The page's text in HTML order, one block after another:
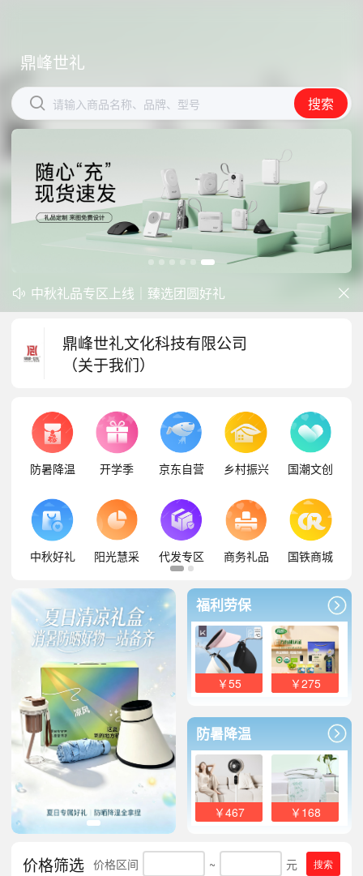
鼎峰世礼
 请输入商品名称、品牌、型号 搜索
鼎峰世礼
 请输入商品名称、品牌、型号 搜索

防暑降温一站式配齐，企业福利更省心
开学季礼品专区现已正式上线！

鼎峰世礼文化科技有限公司
（关于我们）
防暑降温 开学季 京东自营 乡村振兴 国潮文创
中秋好礼 阳光慧采 代发专区 商务礼品 国铁商城
福利劳保
￥55 ￥275
防暑降温
￥467 ￥168
价格筛选 价格区间 ~ 元 搜索